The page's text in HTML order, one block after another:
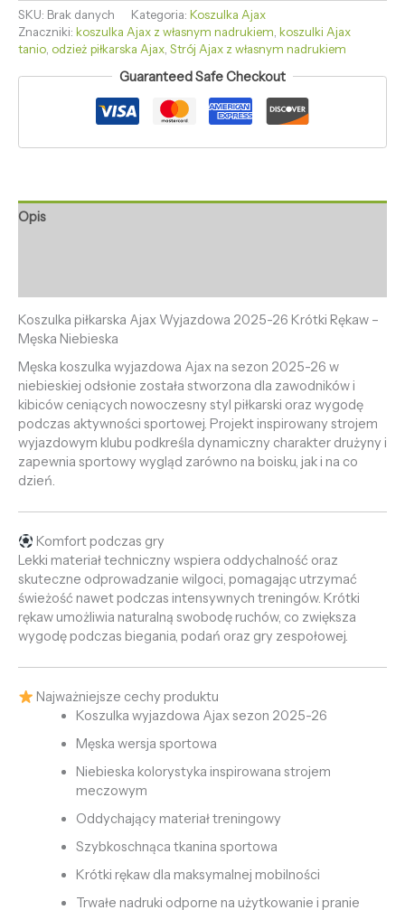
SKU: Brak danych Kategoria: Koszulka Ajax
Znaczniki: koszulka Ajax z własnym nadrukiem, koszulki Ajax
tanio, odzież piłkarska Ajax, Strój Ajax z własnym nadrukiem
Guaranteed Safe Checkout
Opis
Koszulka piłkarska Ajax Wyjazdowa 2025-26 Krótki Rękaw –
Męska Niebieska
Męska koszulka wyjazdowa Ajax na sezon 2025-26 w
niebieskiej odsłonie została stworzona dla zawodników i
kibiców ceniących nowoczesny styl piłkarski oraz wygodę
podczas aktywności sportowej. Projekt inspirowany strojem
wyjazdowym klubu podkreśla dynamiczny charakter drużyny i
zapewnia sportowy wygląd zarówno na boisku, jak i na co
dzień.
Komfort podczas gry
Lekki materiał techniczny wspiera oddychalność oraz
skuteczne odprowadzanie wilgoci, pomagając utrzymać
świeżość nawet podczas intensywnych treningów. Krótki
rękaw umożliwia naturalną swobodę ruchów, co zwiększa
wygodę podczas biegania, podań oraz gry zespołowej.
Najważniejsze cechy produktu
Koszulka wyjazdowa Ajax sezon 2025-26
Męska wersja sportowa
Niebieska kolorystyka inspirowana strojem
meczowym
Oddychający materiał treningowy
Szybkoschnąca tkanina sportowa
Krótki rękaw dla maksymalnej mobilności
Trwałe nadruki odporne na użytkowanie i pranie